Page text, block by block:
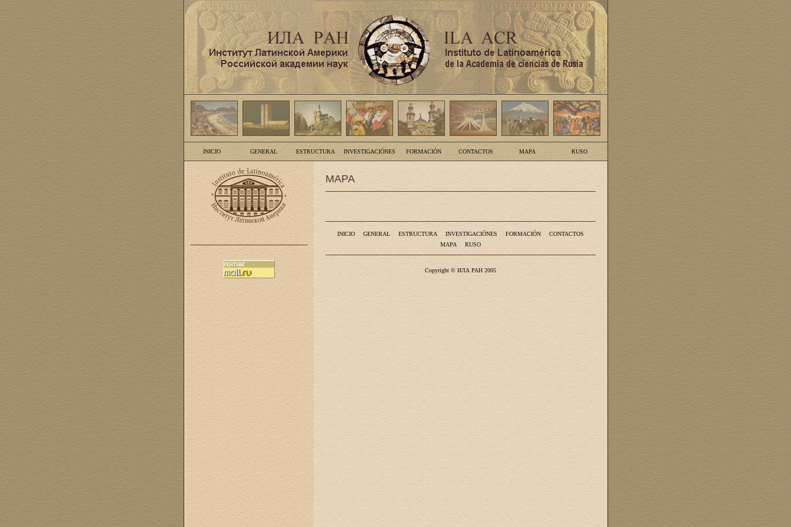
INICIO GENERAL ESTRUCTURA INVESTIGACIÓNES FORMACIÓN CONTACTOS MAPA RUSO
MAPA
INICIO GENERAL ESTRUCTURA INVESTIGACIÓNES FORMACIÓN
CONTACTOS
MAPA
RUSO
Copyright © ИЛА РАН 2005